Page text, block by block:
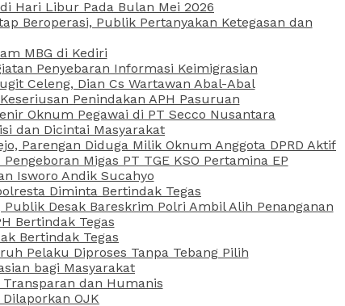
Hari Libur Pada Bulan Mei 2026
Beroperasi, Publik Pertanyakan Ketegasan dan
MBG di Kediri
Penyebaran Informasi Keimigrasian
Celeng, Dian Cs Wartawan Abal-Abal
Penindakan APH Pasuruan
Oknum Pegawai di PT Secco Nusantara
dan Dicintai Masyarakat
Parengan Diduga Milik Oknum Anggota DPRD Aktif
Migas PT TGE KSO Pertamina EP
Isworo Andik Sucahyo
Diminta Bertindak Tegas
Desak Bareskrim Polri Ambil Alih Penanganan
Bertindak Tegas
Bertindak Tegas
Pelaku Diproses Tanpa Tebang Pilih
bagi Masyarakat
Transparan dan Humanis
OJK